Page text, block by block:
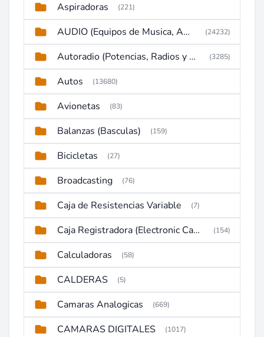
Aspiradoras (221)
AUDIO (Equipos de Musica, Amplificadores, Reproductores, Etc) (24232)
Autoradio (Potencias, Radios y DVD) (3285)
Autos (13680)
Avionetas (83)
Balanzas (Basculas) (159)
Bicicletas (27)
Broadcasting (76)
Caja de Resistencias Variable (7)
Caja Registradora (Electronic Cash Register) (154)
Calculadoras (58)
CALDERAS (5)
Camaras Analogicas (669)
CAMARAS DIGITALES (1017)